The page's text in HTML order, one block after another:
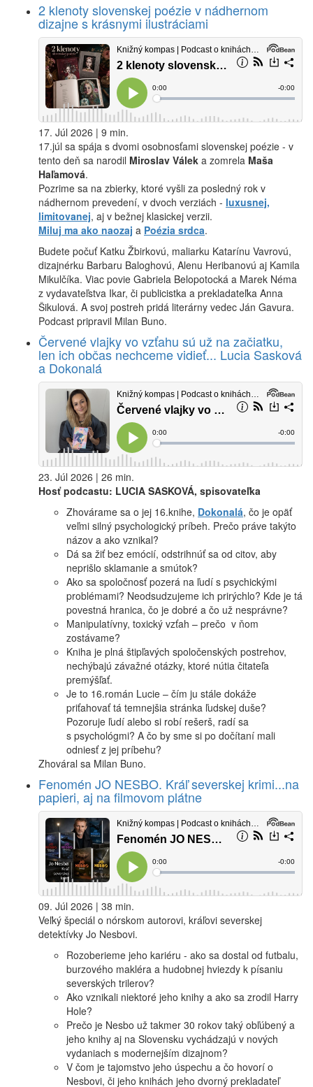
2 klenoty slovenskej poézie v nádhernom
dizajne s krásnymi ilustráciami
17. Júl 2026 | 9 min.
17.júl sa spája s dvomi osobnosťami slovenskej poézie - v
tento deň sa narodil Miroslav Válek a zomrela Maša
Haľamová.
Pozrime sa na zbierky, ktoré vyšli za posledný rok v
nádhernom prevedení, v dvoch verziách - luxusnej,
limitovanej, aj v bežnej klasickej verzii.
Miluj ma ako naozaj a Poézia srdca.
Budete počuť Katku Žbirkovú, maliarku Katarínu Vavrovú,
dizajnérku Barbaru Baloghovú, Alenu Heribanovú aj Kamila
Mikulčíka. Viac povie Gabriela Belopotocká a Marek Néma
z vydavateľstva Ikar, či publicistka a prekladateľka Anna
Šikulová. A svoj postreh pridá literárny vedec Ján Gavura.
Podcast pripravil Milan Buno.
Červené vlajky vo vzťahu sú už na začiatku,
len ich občas nechceme vidieť... Lucia Sasková
a Dokonalá
23. Júl 2026 | 26 min.
Hosť podcastu: LUCIA SASKOVÁ, spisovateľka
Zhovárame sa o jej 16.knihe, Dokonalá, čo je opäť
veľmi silný psychologický príbeh. Prečo práve takýto
názov a ako vznikal?
Dá sa žiť bez emócií, odstrihnúť sa od citov, aby
neprišlo sklamanie a smútok?
Ako sa spoločnosť pozerá na ľudí s psychickými
problémami? Neodsudzujeme ich prirýchlo? Kde je tá
povestná hranica, čo je dobré a čo už nesprávne?
Manipulatívny, toxický vzťah – prečo v ňom
zostávame?
Kniha je plná štipľavých spoločenských postrehov,
nechýbajú závažné otázky, ktoré nútia čitateľa
premýšľať.
Je to 16.román Lucie – čím ju stále dokáže
priťahovať tá temnejšia stránka ľudskej duše?
Pozoruje ľudí alebo si robí rešerš, radí sa
s psychológmi? A čo by sme si po dočítaní mali
odniesť z jej príbehu?
Zhováral sa Milan Buno.
Fenomén JO NESBO. Kráľ severskej krimi...na
papieri, aj na filmovom plátne
09. Júl 2026 | 38 min.
Veľký špeciál o nórskom autorovi, kráľovi severskej
detektívky Jo Nesbovi.
Rozoberieme jeho kariéru - ako sa dostal od futbalu,
burzového makléra a hudobnej hviezdy k písaniu
severských trilerov?
Ako vznikali niektoré jeho knihy a ako sa zrodil Harry
Hole?
Prečo je Nesbo už takmer 30 rokov taký obľúbený a
jeho knihy aj na Slovensku vychádzajú v nových
vydaniach s modernejším dizajnom?
V čom je tajomstvo jeho úspechu a čo hovorí o
Nesbovi, či jeho knihách jeho dvorný prekladateľ